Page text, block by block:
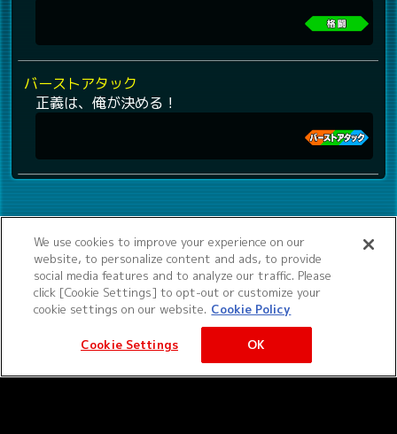
バーストアタック
正義は、俺が決める！
We use cookies to improve your experience on our
website, to personalize content and ads, to provide
social media features and to analyze our traffic. Please
click [Cookie Settings] to opt-out or customize your
cookie settings on our website. Cookie Policy
Cookie Settings OK